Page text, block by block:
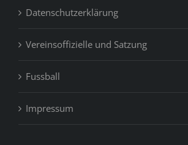
Datenschutzerklärung
Vereinsoffizielle und Satzung
Fussball
Impressum